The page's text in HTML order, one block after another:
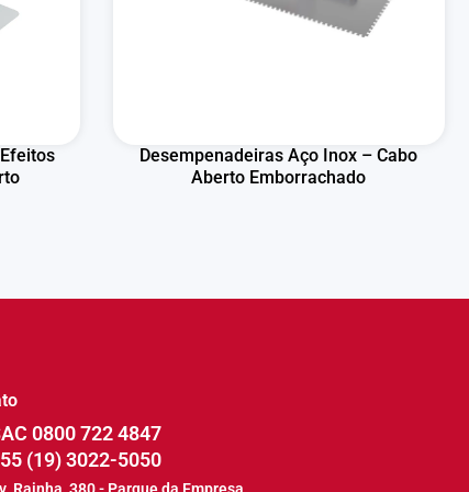
Desempenadeiras Aço Inox – Cabo
Aberto Emborrachado
0800 722 4847
(19) 3022-5050
Rainha, 380 - Parque da Empresa